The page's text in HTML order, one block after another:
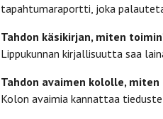
tapahtumaraportti, joka
Tahdon käsikirjan, miten
Lippukunnan kirjallisuutta saa
Tahdon avaimen kololle, miten
Kolon avaimia kannattaa